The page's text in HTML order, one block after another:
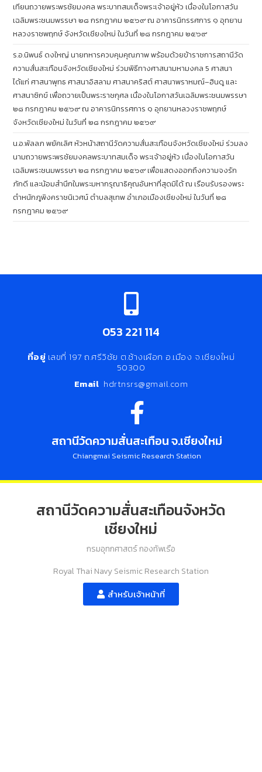
เทียนถวายพระพรชัยมงคล พระบาทสมเด็จพระเจ้าอยู่หัว เนื่องในโอกาสวัน
เฉลิมพระชนมพรรษา ๒๘ กรกฎาคม ๒๕๖๙ ณ อาคารนิทรรศการ ๑ อุทยาน
หลวงราชพฤกษ์ จังหวัดเชียงใหม่ ในวันที่ ๒๘ กรกฎาคม ๒๕๖๙
ร.อ.นิพนธ์ ดงใหญ่ นายทหารควบคุมคุณภาพ พร้อมด้วยข้าราชการสถานีวัด
ความสั่นสะเทือนจังหวัดเชียงใหม่ ร่วมพิธีทางศาสนามหามงคล 5 ศาสนา
ได้แก่ ศาสนาพุทธ ศาสนาอิสลาม ศาสนาคริสต์ ศาสนาพราหมณ์–ฮินดู และ
ศาสนาซิกข์ เพื่อถวายเป็นพระราชกุศล เนื่องในโอกาสวันเฉลิมพระชนมพรรษา
๒๘ กรกฎาคม ๒๕๖๙ ณ อาคารนิทรรศการ ๑ อุทยานหลวงราชพฤกษ์
จังหวัดเชียงใหม่ ในวันที่ ๒๘ กรกฎาคม ๒๕๖๙
น.อ.พัลลภ พยัคเลิศ หัวหน้าสถานีวัดความสั่นสะเทือนจังหวัดเชียงใหม่ ร่วมลง
นามถวายพระพรชัยมงคลพระบาทสมเด็จ พระเจ้าอยู่หัว เนื่องในโอกาสวัน
เฉลิมพระชนมพรรษา ๒๘ กรกฎาคม ๒๕๖๙ เพื่อแสดงออกถึงความจงรัก
ภักดี และน้อมสำนึกในพระมหากรุณาธิคุณอันหาที่สุดมิได้ ณ เรือนรับรองพระ
ตำหนักภูพิงคราชนิเวศน์ ตำบลสุเทพ อำเภอเมืองเชียงใหม่ ในวันที่ ๒๘
กรกฎาคม ๒๕๖๙
053 221 114
ที่อยู่ เลขที่ 197 ถ.ศรีวิชัย ต.ช้างเผือก อ.เมือง จ.เชียงใหม่
50300
Email hdrtnsrs@gmail.com
สถานีวัดความสั่นสะเทือน จ.เชียงใหม่
Chiangmai Seismic Research Station
สถานีวัดความสั่นสะเทือนจังหวัด
เชียงใหม่
กรมอุทกศาสตร์ กองทัพเรือ
Royal Thai Navy Seismic Research Station
สำหรับเจ้าหน้าที่